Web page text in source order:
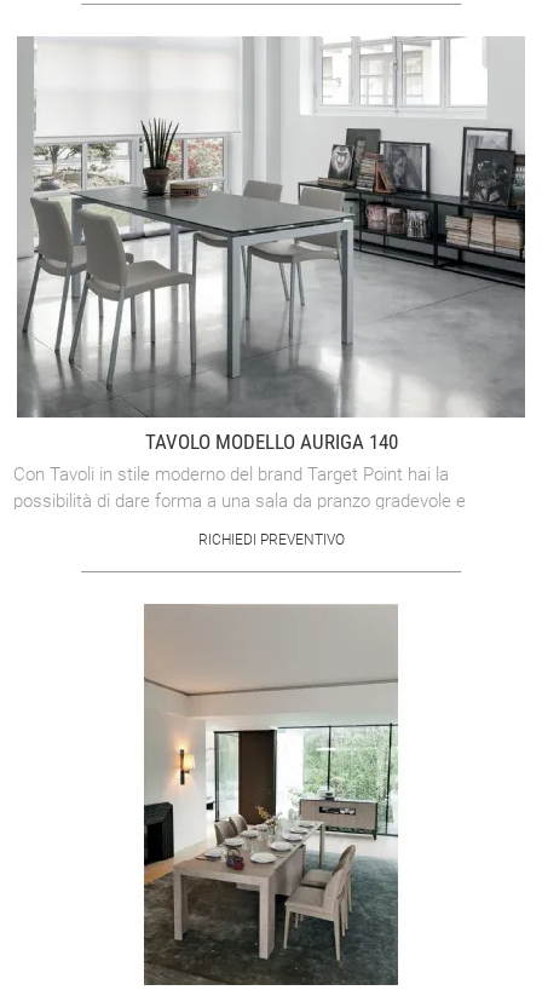
TAVOLO MODELLO AURIGA 140
Con Tavoli in stile moderno del brand Target Point hai la
possibilità di dare forma a una sala da pranzo gradevole e
RICHIEDI PREVENTIVO